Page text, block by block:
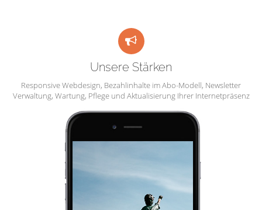
Unsere Stärken
Responsive Webdesign, Bezahlinhalte im Abo-Modell, Newsletter
Verwaltung, Wartung, Pflege und Aktualisierung Ihrer Internetpräsenz